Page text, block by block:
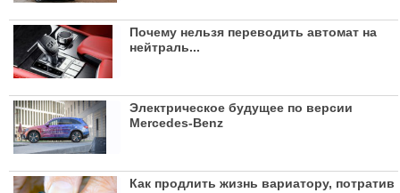
Почему нельзя переводить автомат на
нейтраль...
Электрическое будущее по версии
Mercedes-Benz
Как продлить жизнь вариатору, потратив